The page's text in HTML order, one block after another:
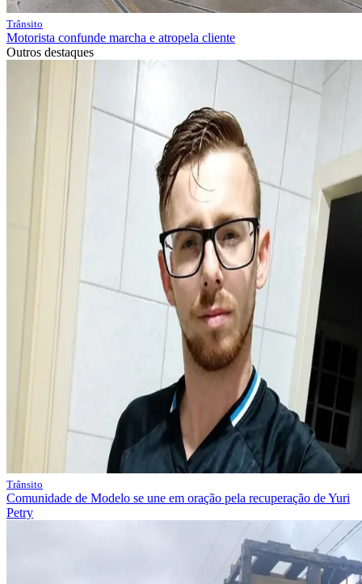
Trânsito
Motorista confunde marcha e atropela cliente
Outros destaques
Trânsito
Comunidade de Modelo se une em oração pela recuperação de Yuri
Petry